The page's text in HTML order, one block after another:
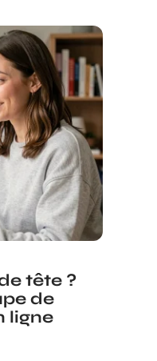
tête ?
de
ligne